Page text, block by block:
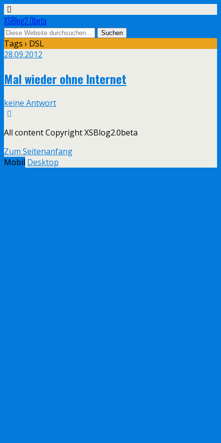
XSBlog2.0beta
Tags › DSL
28.09.2012
Mal wieder ohne Internet
keine Antwort
All content Copyright XSBlog2.0beta
Zum Seitenanfang
Mobil Desktop